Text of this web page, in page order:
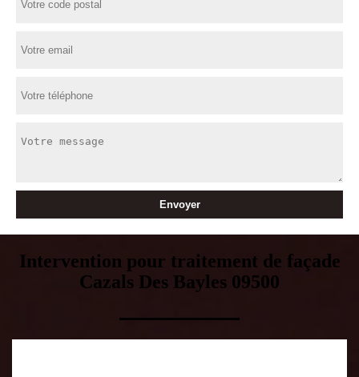
Intervention pour traitement de façade
Cazals Des Bayles 09500